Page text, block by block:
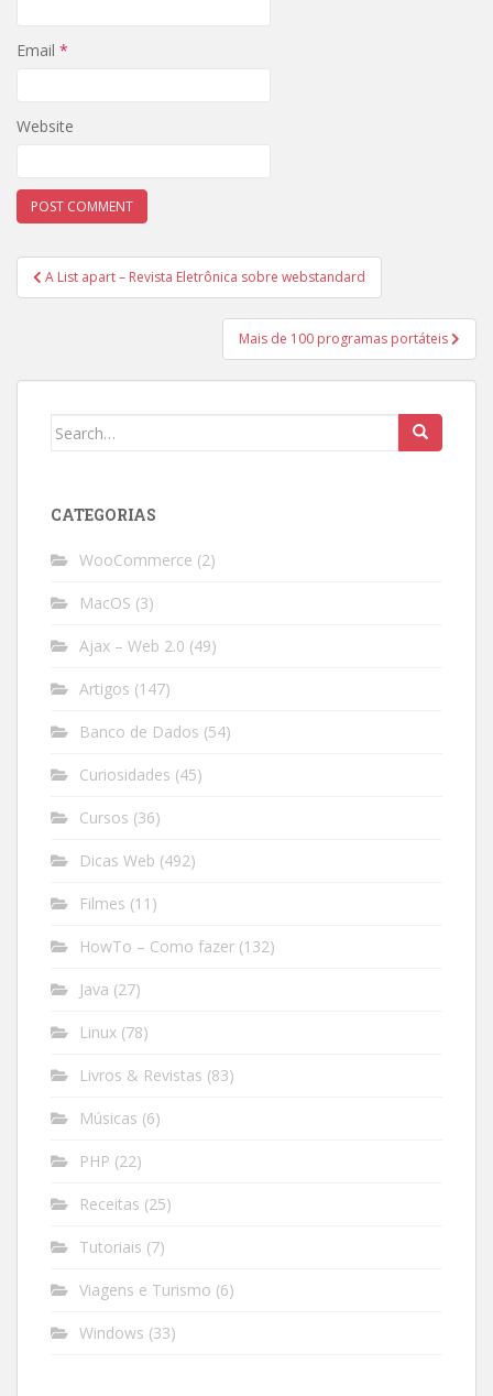
Email *
Website
Post
navigation
A List apart – Revista Eletrônica sobre webstandard
Mais de 100 programas portáteis
Search
CATEGORIAS
WooCommerce (2)
MacOS (3)
Ajax – Web 2.0 (49)
Artigos (147)
Banco de Dados (54)
Curiosidades (45)
Cursos (36)
Dicas Web (492)
Filmes (11)
HowTo – Como fazer (132)
Java (27)
Linux (78)
Livros & Revistas (83)
Músicas (6)
PHP (22)
Receitas (25)
Tutoriais (7)
Viagens e Turismo (6)
Windows (33)